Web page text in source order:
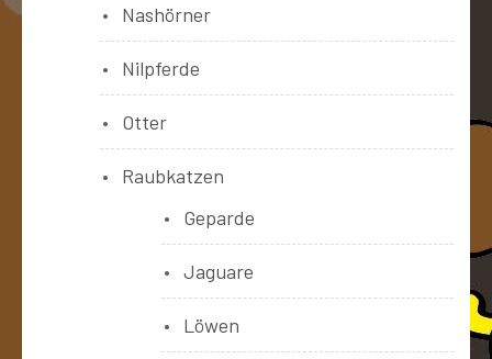
Nashörner
Nilpferde
Otter
Raubkatzen
Geparde
Jaguare
Löwen